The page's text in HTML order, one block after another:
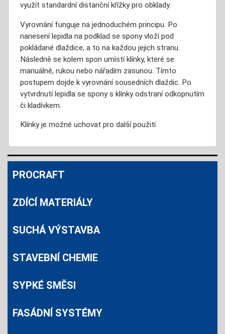
využít standardní distanční křížky pro obklady.
Vyrovnání funguje na jednoduchém principu. Po
nanesení lepidla na podklad se spony vloží pod
pokládané dlaždice, a to na každou jejich stranu.
Následně se kolem spon umístí klínky, které se
manuálně, rukou nebo nářadím zasunou. Tímto
postupem dojde k vyrovnání sousedních dlaždic. Po
vytvrdnutí lepidla se spony s klínky odstraní odkopnutím
či kladívkem.
Klínky je možné uchovat pro další použití.
PROCRAFT
ZDÍCÍ MATERIÁLY
SUCHÁ VÝSTAVBA
STAVEBNÍ CHEMIE
SYPKÉ SMĚSI
FASÁDNÍ SYSTÉMY